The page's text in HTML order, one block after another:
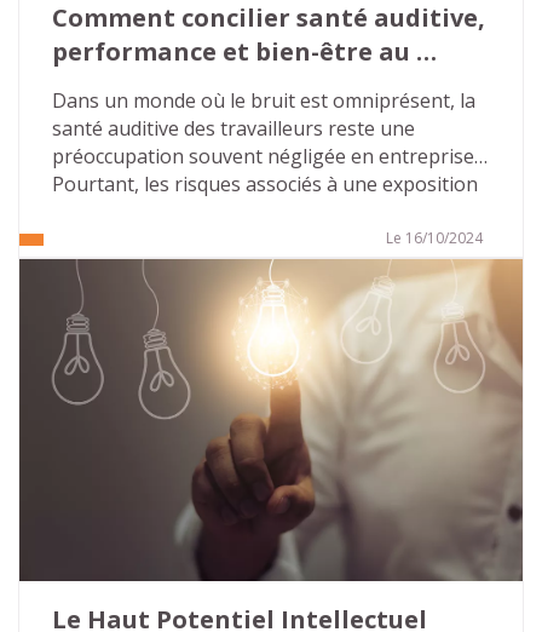
Comment concilier santé auditive,
performance et bien-être au
travail ?
Dans un monde où le bruit est omniprésent, la
santé auditive des travailleurs reste une
préoccupation souvent négligée en entreprise.
Pourtant, les risques associés à une exposition
peuvent être lourds de conséquences, tant sur
le plan professionnel que personnel. Nous
allons faire le point sur l’importance de la
prévention des risques auditifs au travail, les
mesures existantes et les solutions à mettre en
place pour assurer un environnement sain et
productif.
Le 16/10/2024
Le Haut Potentiel Intellectuel